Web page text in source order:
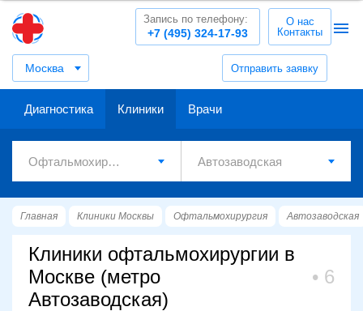
Москва Отправить заявку
+7 (495) 324-17-93
Запись по телефону:
О нас
Контакты
Диагностика Клиники Врачи
Главная Клиники Москвы Офтальмохирургия Автозаводская
Клиники офтальмохирургии в
Москве (метро
Автозаводская)
6